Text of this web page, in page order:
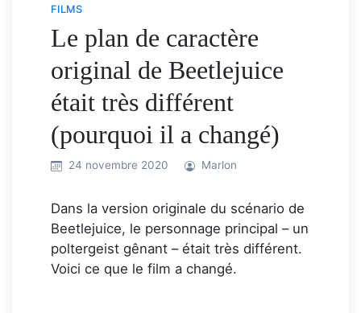
FILMS
Le plan de caractère
original de Beetlejuice
était très différent
(pourquoi il a changé)
24 novembre 2020 Marlon
Dans la version originale du scénario de
Beetlejuice, le personnage principal – un
poltergeist gênant – était très différent.
Voici ce que le film a changé.